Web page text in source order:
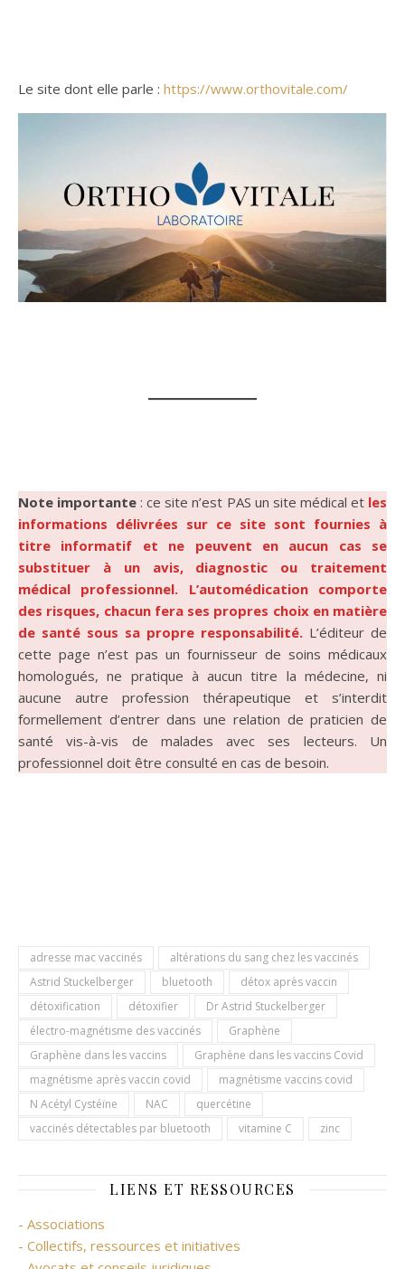
Le site dont elle parle : https://www.orthovitale.com/
Note importante : ce site n’est PAS un site médical et les
informations délivrées sur ce site sont fournies à
titre informatif et ne peuvent en aucun cas se
substituer à un avis, diagnostic ou traitement
médical professionnel. L’automédication comporte
des risques, chacun fera ses propres choix en matière
de santé sous sa propre responsabilité. L’éditeur de
cette page n’est pas un fournisseur de soins médicaux
homologués, ne pratique à aucun titre la médecine, ni
aucune autre profession thérapeutique et s’interdit
formellement d’entrer dans une relation de praticien de
santé vis-à-vis de malades avec ses lecteurs. Un
professionnel doit être consulté en cas de besoin.
adresse mac vaccinés
altérations du sang chez les vaccinés
Astrid Stuckelberger
bluetooth
détox après vaccin
détoxification
détoxifier
Dr Astrid Stuckelberger
électro-magnétisme des vaccinés
Graphène
Graphène dans les vaccins
Graphène dans les vaccins Covid
magnétisme après vaccin covid
magnétisme vaccins covid
N Acétyl Cystéïne
NAC
quercétine
vaccinés détectables par bluetooth
vitamine C zinc
LIENS ET RESSOURCES
- Associations
- Collectifs, ressources et initiatives